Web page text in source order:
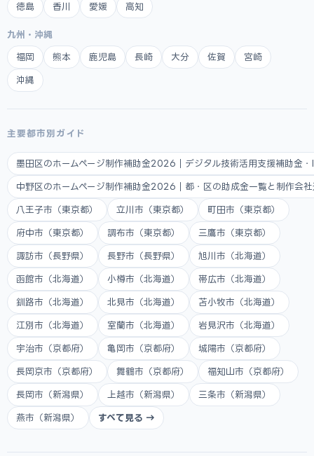
徳島 香川 愛媛 高知
九州・沖縄
福岡 熊本 鹿児島 長崎 大分 佐賀 宮崎
沖縄
主要都市別ガイド
墨田区のホームページ制作補助金2026｜デジタル技術活用支援補助金
中野区のホームページ制作補助金2026｜都・区の助成金一覧と制作会
八王子市（東京都） 立川市（東京都） 町田市（東京都）
府中市（東京都） 調布市（東京都） 三鷹市（東京都）
諏訪市（長野県） 長野市（長野県） 旭川市（北海道）
函館市（北海道） 小樽市（北海道） 帯広市（北海道）
釧路市（北海道） 北見市（北海道） 苫小牧市（北海道）
江別市（北海道） 室蘭市（北海道） 岩見沢市（北海道）
宇治市（京都府） 亀岡市（京都府） 城陽市（京都府）
長岡京市（京都府） 舞鶴市（京都府） 福知山市（京都府）
長岡市（新潟県） 上越市（新潟県） 三条市（新潟県）
燕市（新潟県） すべて見る →